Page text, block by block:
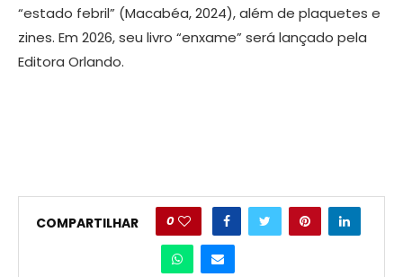
“estado febril” (Macabéa, 2024), além de plaquetes e
zines. Em 2026, seu livro “enxame” será lançado pela
Editora Orlando.
COMPARTILHAR 0